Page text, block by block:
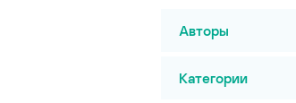
Авторы
Категории